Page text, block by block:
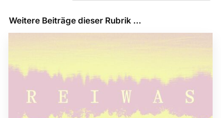
Weitere Beiträge dieser Rubrik …